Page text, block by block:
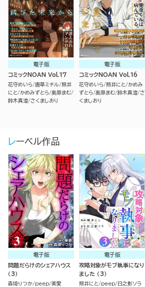
電子版
コミックNOAN Vol.17
花守めいら 唐草ミチル 照井
にと
かめみずとら 奥原まむ
鈴木真澄 さくましおり
電子版
コミックNOAN Vol.16
花守めいら 照井にと
かめみ
ずとら 奥原まむ 鈴木真澄 さ
くましおり
レーベル作品
電子版
問題だらけのシェアハウス
（3）
森埼りつか peep 美愛
電子版
攻略対象がモブ執事になり
ました （3）
照井にと peep 日之影ソラ